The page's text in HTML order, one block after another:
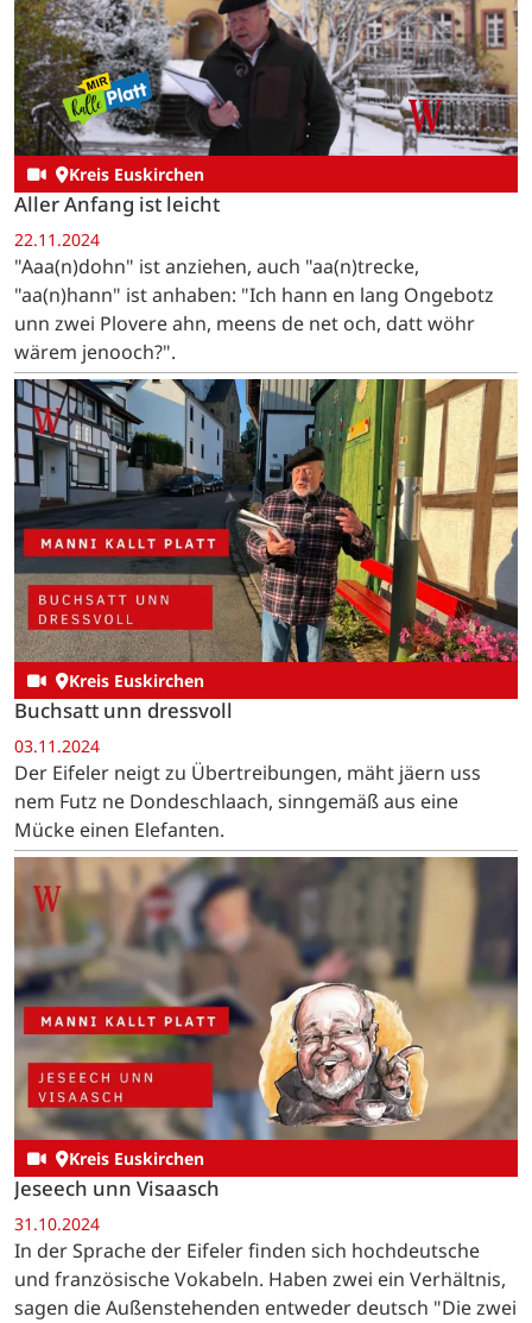
Kreis Euskirchen
Aller Anfang ist leicht
22.11.2024
"Aaa(n)dohn" ist anziehen, auch "aa(n)trecke,
"aa(n)hann" ist anhaben: "Ich hann en lang Ongebotz
unn zwei Plovere ahn, meens de net och, datt wöhr
wärem jenooch?".
Kreis Euskirchen
Buchsatt unn dressvoll
03.11.2024
Der Eifeler neigt zu Übertreibungen, mäht jäern uss
nem Futz ne Dondeschlaach, sinngemäß aus eine
Mücke einen Elefanten.
Kreis Euskirchen
Jeseech unn Visaasch
31.10.2024
In der Sprache der Eifeler finden sich hochdeutsche
und französische Vokabeln. Haben zwei ein Verhältnis,
sagen die Außenstehenden entweder deutsch "Die zwei